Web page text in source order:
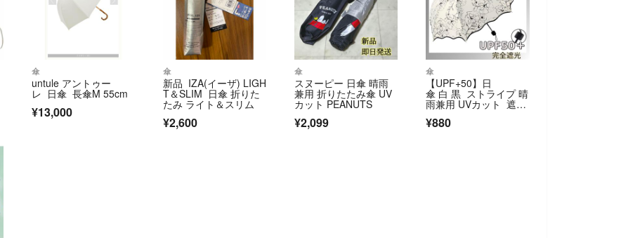
傘
untule アントゥー
レ 日傘 長傘M 55cm
¥13,000
傘
新品 IZA(イーザ) LIGH
T＆SLIM 日傘 折りた
たみ ライト＆スリム
¥2,600
傘
スヌーピー 日傘 晴雨
兼用 折りたたみ傘 UV
カット PEANUTS
¥2,099
傘
【UPF+50】日
傘 白 黒 ストライプ 晴
雨兼用 UVカット 遮
光 縞模様 紫外線対
策 おしゃれ 折りたた
¥880